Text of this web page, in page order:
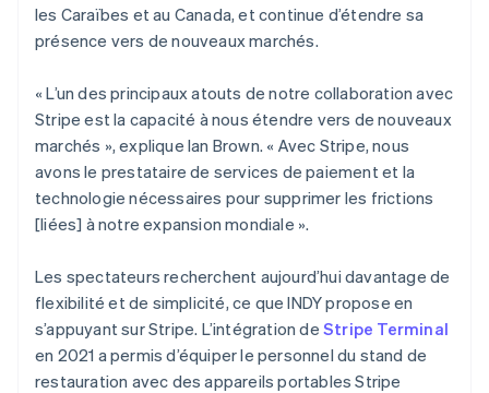
les Caraïbes et au Canada, et continue d’étendre sa
présence vers de nouveaux marchés.
« L’un des principaux atouts de notre collaboration avec
Stripe est la capacité à nous étendre vers de nouveaux
marchés », explique Ian Brown. « Avec Stripe, nous
avons le prestataire de services de paiement et la
technologie nécessaires pour supprimer les frictions
[liées] à notre expansion mondiale ».
Les spectateurs recherchent aujourd’hui davantage de
flexibilité et de simplicité, ce que INDY propose en
s’appuyant sur Stripe. L’intégration de Stripe Terminal
en 2021 a permis d’équiper le personnel du stand de
restauration avec des appareils portables Stripe